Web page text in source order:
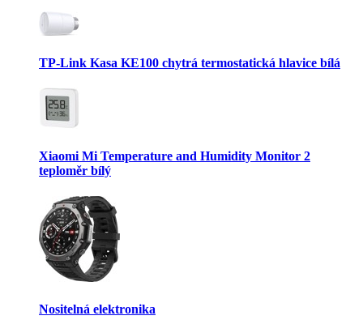
TP-Link Kasa KE100 chytrá termostatická hlavice bílá
Xiaomi Mi Temperature and Humidity Monitor 2
teploměr bílý
Nositelná elektronika